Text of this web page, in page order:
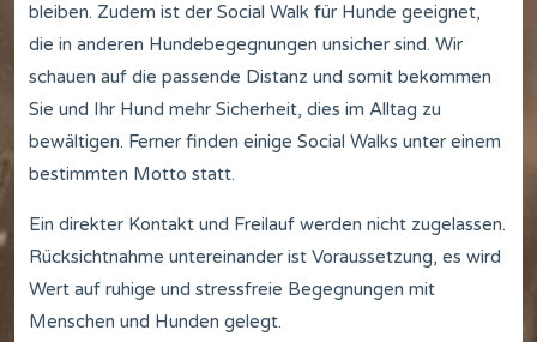
bleiben. Zudem ist der Social Walk für Hunde geeignet,
die in anderen Hundebegegnungen unsicher sind. Wir
schauen auf die passende Distanz und somit bekommen
Sie und Ihr Hund mehr Sicherheit, dies im Alltag zu
bewältigen. Ferner finden einige Social Walks unter einem
bestimmten Motto statt.
Ein direkter Kontakt und Freilauf werden nicht zugelassen.
Rücksichtnahme untereinander ist Voraussetzung, es wird
Wert auf ruhige und stressfreie Begegnungen mit
Menschen und Hunden gelegt.